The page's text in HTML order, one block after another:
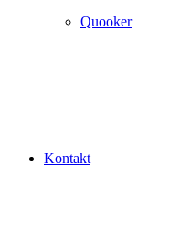
Quooker
Kontakt